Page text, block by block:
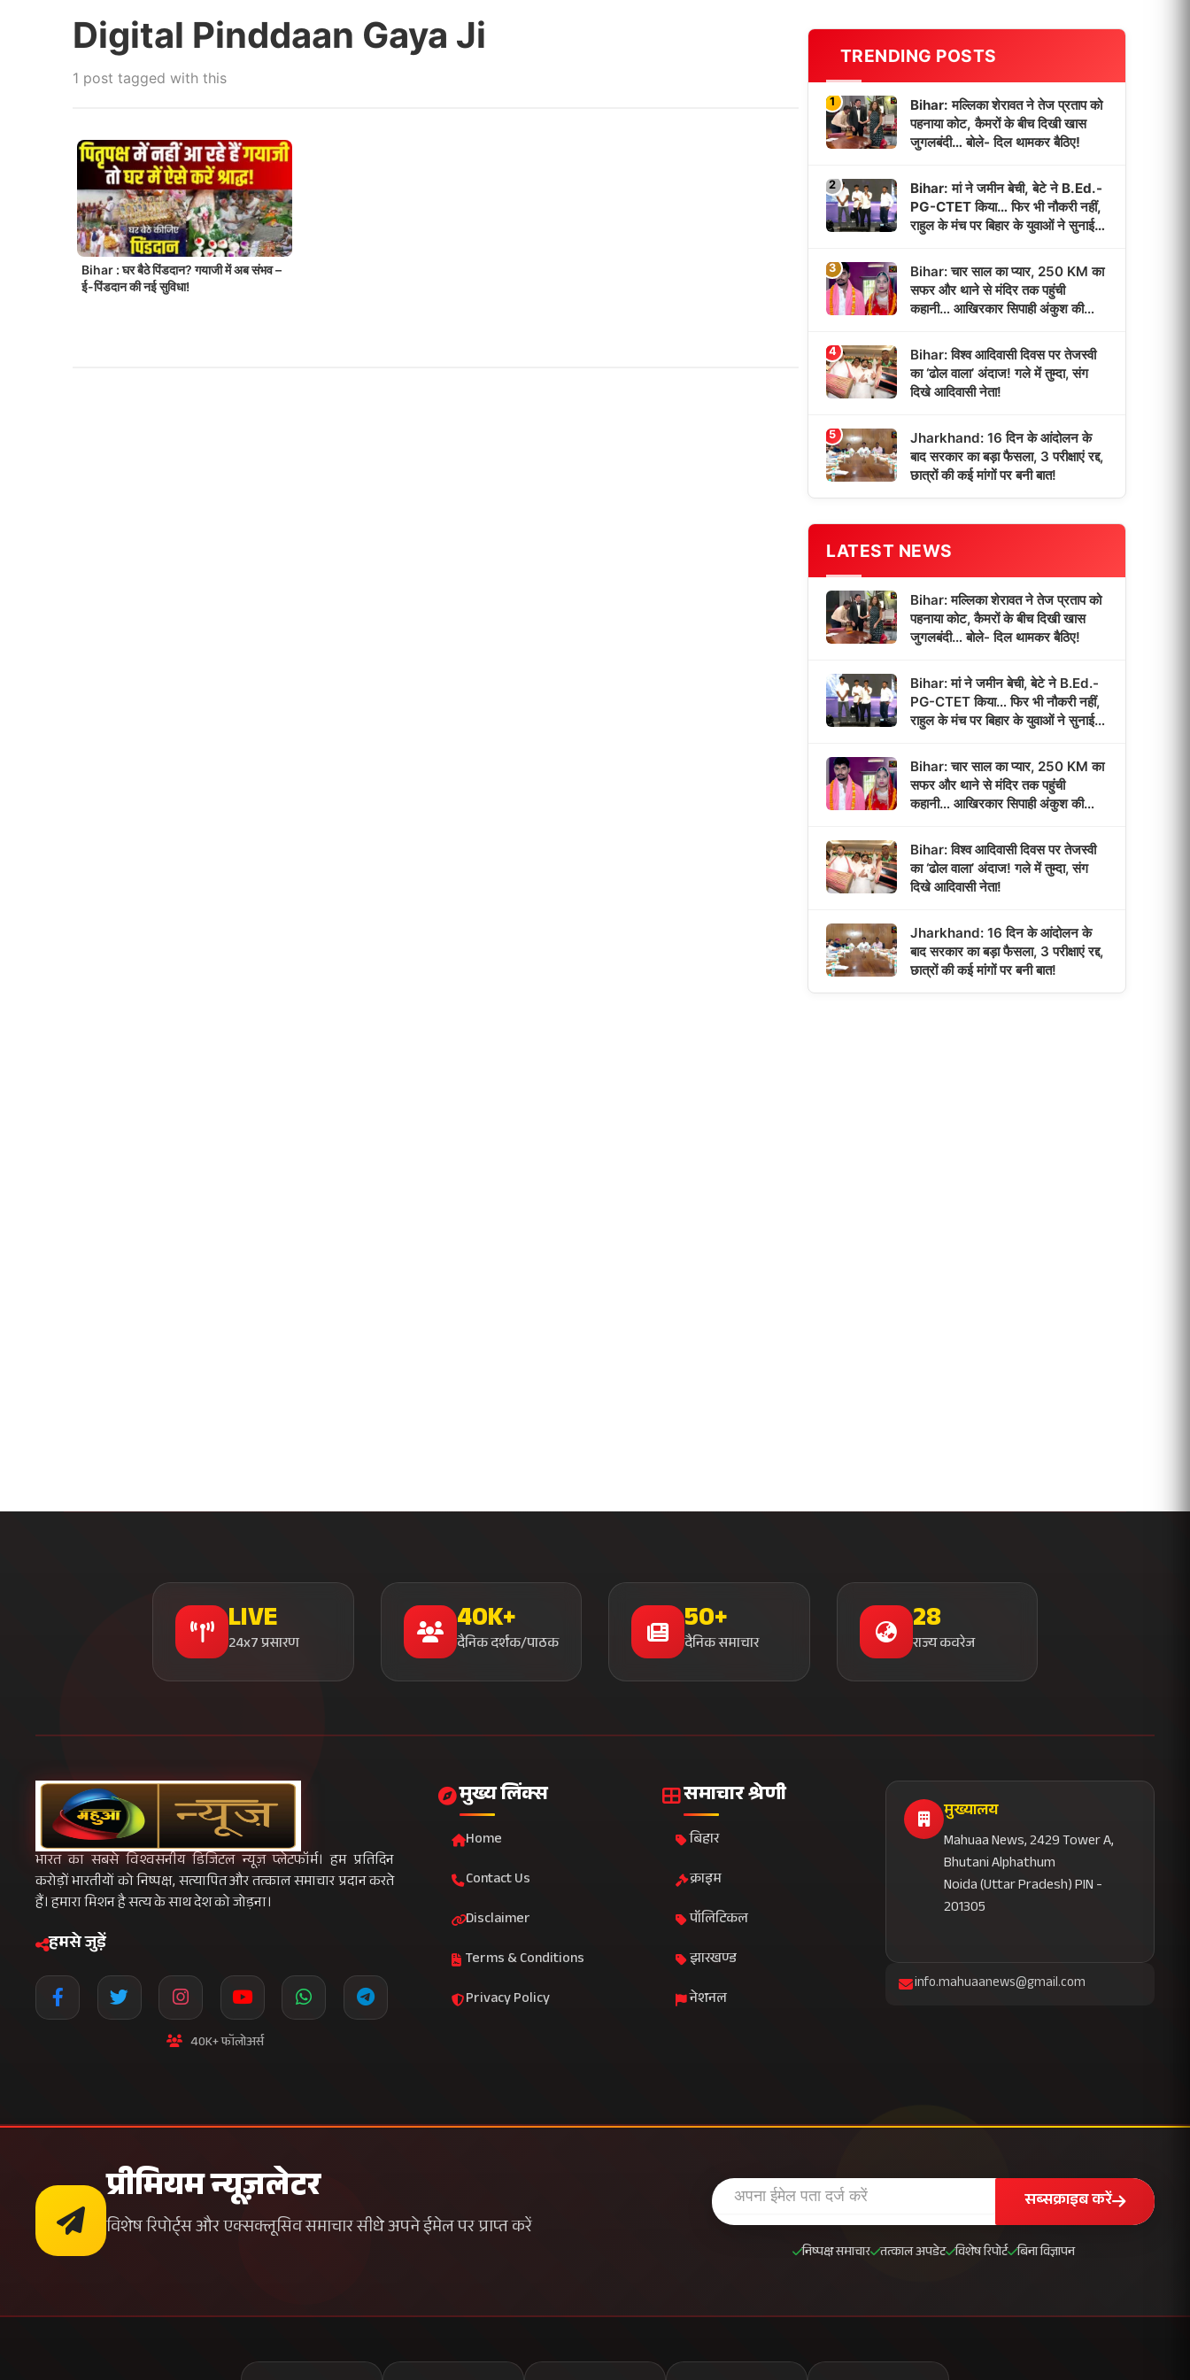
Digital Pinddaan Gaya Ji
1 post tagged with this
Bihar : घर बैठे पिंडदान? गयाजी में अब संभव –
ई-पिंडदान की नई सुविधा!
TRENDING POSTS
1
Bihar: मल्लिका शेरावत ने तेज प्रताप को
पहनाया कोट, कैमरों के बीच दिखी खास
जुगलबंदी… बोले- दिल थामकर बैठिए!
2
Bihar: मां ने जमीन बेची, बेटे ने B.Ed.-
PG-CTET किया… फिर भी नौकरी नहीं,
राहुल के मंच पर बिहार के युवाओं ने सुनाई
3
Bihar: चार साल का प्यार, 250 KM का
सफर और थाने से मंदिर तक पहुंची
कहानी… आखिरकार सिपाही अंकुश की
4
Bihar: विश्व आदिवासी दिवस पर तेजस्वी
का ‘ढोल वाला’ अंदाज! गले में तुम्दा, संग
दिखे आदिवासी नेता!
5
Jharkhand: 16 दिन के आंदोलन के
बाद सरकार का बड़ा फैसला, 3 परीक्षाएं रद्द,
छात्रों की कई मांगों पर बनी बात!
LATEST NEWS
Bihar: मल्लिका शेरावत ने तेज प्रताप को
पहनाया कोट, कैमरों के बीच दिखी खास
जुगलबंदी… बोले- दिल थामकर बैठिए!
Bihar: मां ने जमीन बेची, बेटे ने B.Ed.-
PG-CTET किया… फिर भी नौकरी नहीं,
राहुल के मंच पर बिहार के युवाओं ने सुनाई
Bihar: चार साल का प्यार, 250 KM का
सफर और थाने से मंदिर तक पहुंची
कहानी… आखिरकार सिपाही अंकुश की
Bihar: विश्व आदिवासी दिवस पर तेजस्वी
का ‘ढोल वाला’ अंदाज! गले में तुम्दा, संग
दिखे आदिवासी नेता!
Jharkhand: 16 दिन के आंदोलन के
बाद सरकार का बड़ा फैसला, 3 परीक्षाएं रद्द,
छात्रों की कई मांगों पर बनी बात!
LIVE
24x7 प्रसारण
40K+
दैनिक दर्शक/पाठक
50+
दैनिक समाचार
28
राज्य कवरेज
भारत का सबसे विश्वसनीय डिजिटल न्यूज़ प्लेटफॉर्म। हम प्रतिदिन
करोड़ों भारतीयों को निष्पक्ष, सत्यापित और तत्काल समाचार प्रदान करते
हैं। हमारा मिशन है सत्य के साथ देश को जोड़ना।
हमसे जुड़ें
40K+ फॉलोअर्स
मुख्य लिंक्स
Home
Contact Us
Disclaimer
Terms & Conditions
Privacy Policy
समाचार श्रेणी
बिहार
क्राइम
पॉलिटिकल
झारखण्ड
नेशनल
मुख्यालय
Mahuaa News, 2429 Tower A,
Bhutani Alphathum
Noida (Uttar Pradesh) PIN -
201305
info.mahuaanews@gmail.com
प्रीमियम न्यूज़लेटर
विशेष रिपोर्ट्स और एक्सक्लूसिव समाचार सीधे अपने ईमेल पर प्राप्त करें
सब्सक्राइब करें
निष्पक्ष समाचार तत्काल अपडेट विशेष रिपोर्ट बिना विज्ञापन